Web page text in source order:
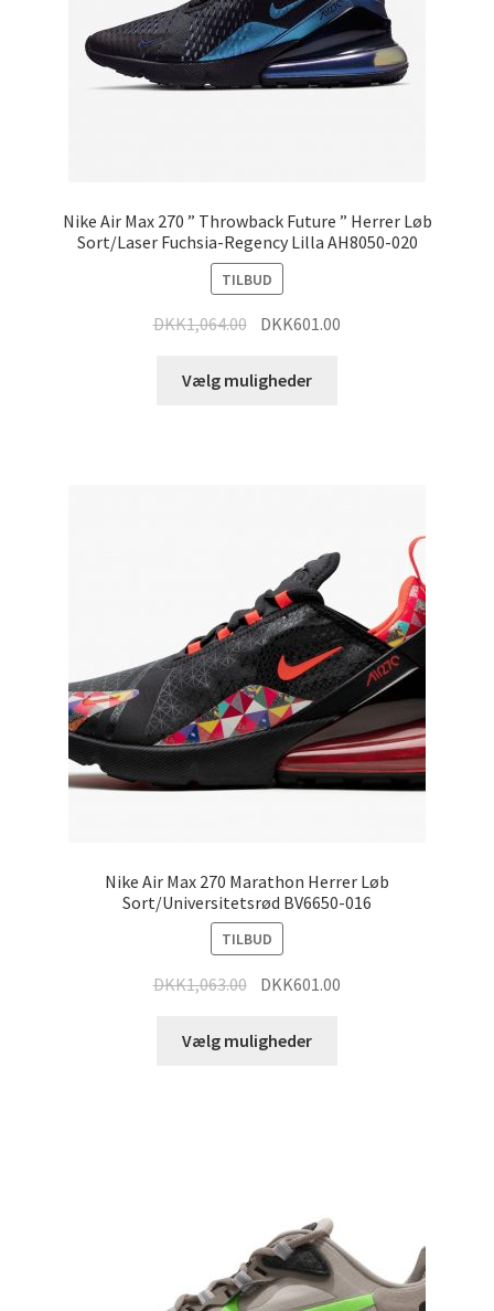
Nike Air Max 270 ” Throwback Future ” Herrer Løb
Sort/Laser Fuchsia-Regency Lilla AH8050-020
TILBUD
DKK1,064.00 DKK601.00
Vælg muligheder
Nike Air Max 270 Marathon Herrer Løb
Sort/Universitetsrød BV6650-016
TILBUD
DKK1,063.00 DKK601.00
Vælg muligheder